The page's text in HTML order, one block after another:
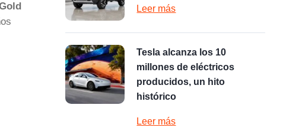
Leer más
Tesla alcanza los 10
millones de eléctricos
producidos, un hito
histórico
Leer más